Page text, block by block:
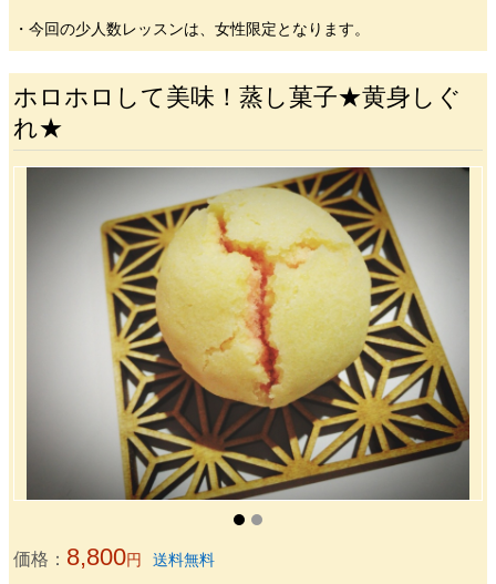
・今回の少人数レッスンは、女性限定となります。
ホロホロして美味！蒸し菓子★黄身しぐ
れ★
価格： 8,800円 送料無料